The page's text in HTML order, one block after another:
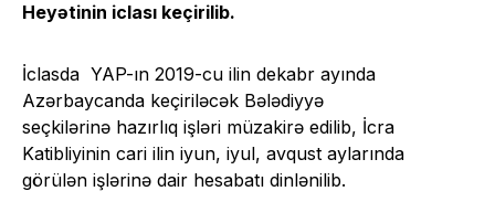
Heyətinin iclası keçirilib.
İclasda YAP-ın 2019-cu ilin dekabr ayında
Azərbaycanda keçiriləcək Bələdiyyə
seçkilərinə hazırlıq işləri müzakirə edilib, İcra
Katibliyinin cari ilin iyun, iyul, avqust aylarında
görülən işlərinə dair hesabatı dinlənilib.